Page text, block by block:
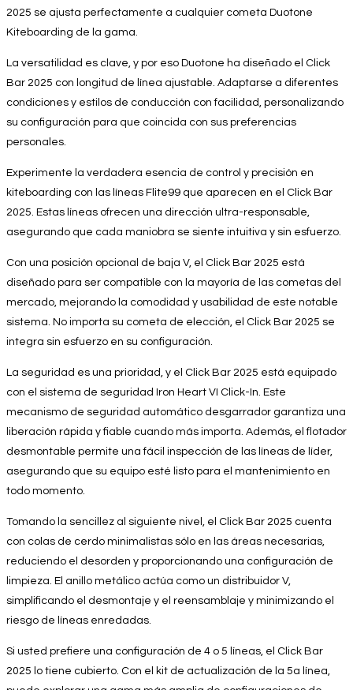
2025 se ajusta perfectamente a cualquier cometa Duotone
Kiteboarding de la gama.
La versatilidad es clave, y por eso Duotone ha diseñado el Click
Bar 2025 con longitud de línea ajustable. Adaptarse a diferentes
condiciones y estilos de conducción con facilidad, personalizando
su configuración para que coincida con sus preferencias
personales.
Experimente la verdadera esencia de control y precisión en
kiteboarding con las líneas Flite99 que aparecen en el Click Bar
2025. Estas líneas ofrecen una dirección ultra-responsable,
asegurando que cada maniobra se siente intuitiva y sin esfuerzo.
Con una posición opcional de baja V, el Click Bar 2025 está
diseñado para ser compatible con la mayoría de las cometas del
mercado, mejorando la comodidad y usabilidad de este notable
sistema. No importa su cometa de elección, el Click Bar 2025 se
integra sin esfuerzo en su configuración.
La seguridad es una prioridad, y el Click Bar 2025 está equipado
con el sistema de seguridad Iron Heart VI Click-In. Este
mecanismo de seguridad automático desgarrador garantiza una
liberación rápida y fiable cuando más importa. Además, el flotador
desmontable permite una fácil inspección de las líneas de líder,
asegurando que su equipo esté listo para el mantenimiento en
todo momento.
Tomando la sencillez al siguiente nivel, el Click Bar 2025 cuenta
con colas de cerdo minimalistas sólo en las áreas necesarias,
reduciendo el desorden y proporcionando una configuración de
limpieza. El anillo metálico actúa como un distribuidor V,
simplificando el desmontaje y el reensamblaje y minimizando el
riesgo de líneas enredadas.
Si usted prefiere una configuración de 4 o 5 líneas, el Click Bar
2025 lo tiene cubierto. Con el kit de actualización de la 5a línea,